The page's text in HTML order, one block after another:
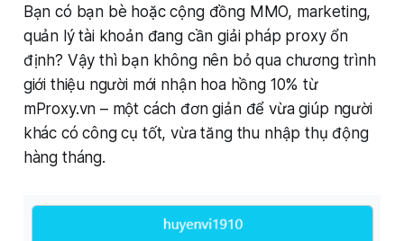
Bạn có bạn bè hoặc cộng đồng MMO, marketing,
quản lý tài khoản đang cần giải pháp proxy ổn
định? Vậy thì bạn không nên bỏ qua chương trình
giới thiệu người mới nhận hoa hồng 10% từ
mProxy.vn – một cách đơn giản để vừa giúp người
khác có công cụ tốt, vừa tăng thu nhập thụ động
hàng tháng.